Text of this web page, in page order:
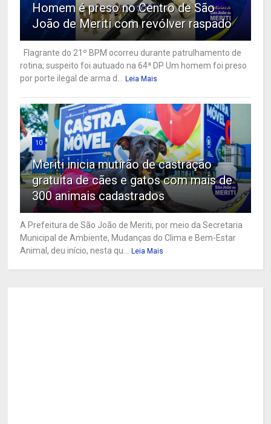
Homem é preso no Centro de São
João de Meriti com revólver raspado
Flagrante do 21º BPM ocorreu durante patrulhamento de
rotina; suspeito foi autuado na 64ª DP Um homem foi preso
por porte ilegal de arma d... Leia Mais
10
Meriti inicia mutirão de castração
gratuita de cães e gatos com mais de
300 animais cadastrados
A Prefeitura de São João de Meriti, por meio da Secretaria
Municipal de Ambiente, Mudanças do Clima e Bem-Estar
Animal, deu início, nesta qu... Leia Mais